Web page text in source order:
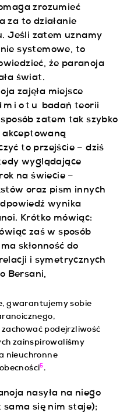
zrozumieć
za to działanie
Jeśli zatem uznamy
systemowe, to
że paranoja
świat.
zajęła miejsce
badań teorii
zatem tak szybko
akceptowaną
to przejście – dziś
wyglądające
na świecie –
oraz pism innych
wynika
Krótko mówiąc:
zaś w sposób
skłonność do
i symetrycznych
Bersani,
gwarantujemy sobie
podejrzliwość
zainspirowaliśmy
nieuchronne
5.
nasyła na niego
sama się nim staje);